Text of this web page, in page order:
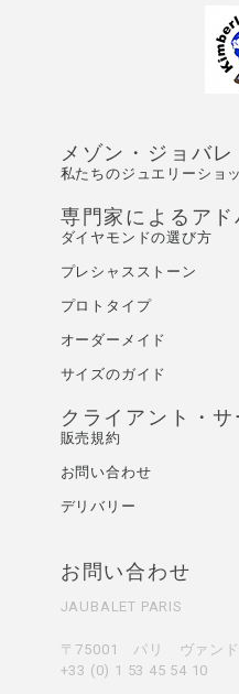
メゾン・ジョバレ
私たちのジュエリーショ
専門家によるアド
ダイヤモンドの選び方
プレシャスストーン
プロトタイプ
オーダーメイド
サイズのガイド
クライアント・サ
販売規約
お問い合わせ
デリバリー
お問い合わせ
JAUBALET PARIS
〒75001 パリ ヴァンド
+33 (0) 1 53 45 54 10